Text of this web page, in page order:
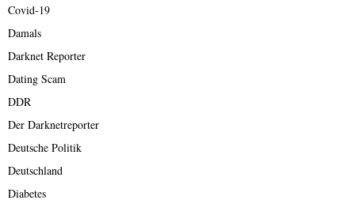
Covid-19
Damals
Darknet Reporter
Dating Scam
DDR
Der Darknetreporter
Deutsche Politik
Deutschland
Diabetes